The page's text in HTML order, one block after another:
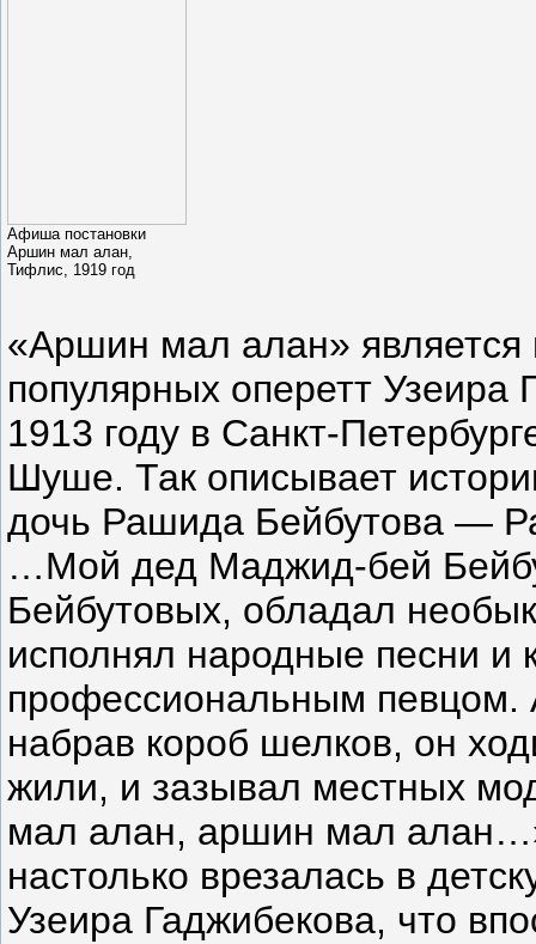
Афиша постановки
Аршин мал алан,
Тифлис, 1919 год
«Аршин мал алан»
популярных оперетт
1913 году в Санкт-
Шуше. Так описывает
дочь Рашида Бейбутова —
…Мой дед Маджид-бей
Бейбутовых, обладал
исполнял народные песни и
профессиональным певцом.
набрав короб шелков, он
жили, и зазывал местных
мал алан, аршин мал
настолько врезалась в
Узеира Гаджибекова, что